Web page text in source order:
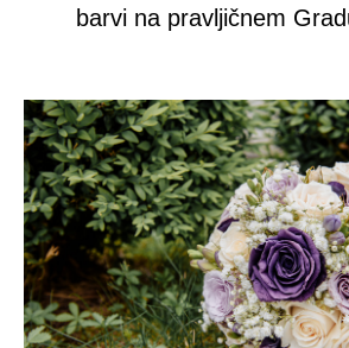
barvi na pravljičnem